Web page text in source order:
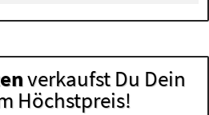
verkaufst Du Dein
Höchstpreis!